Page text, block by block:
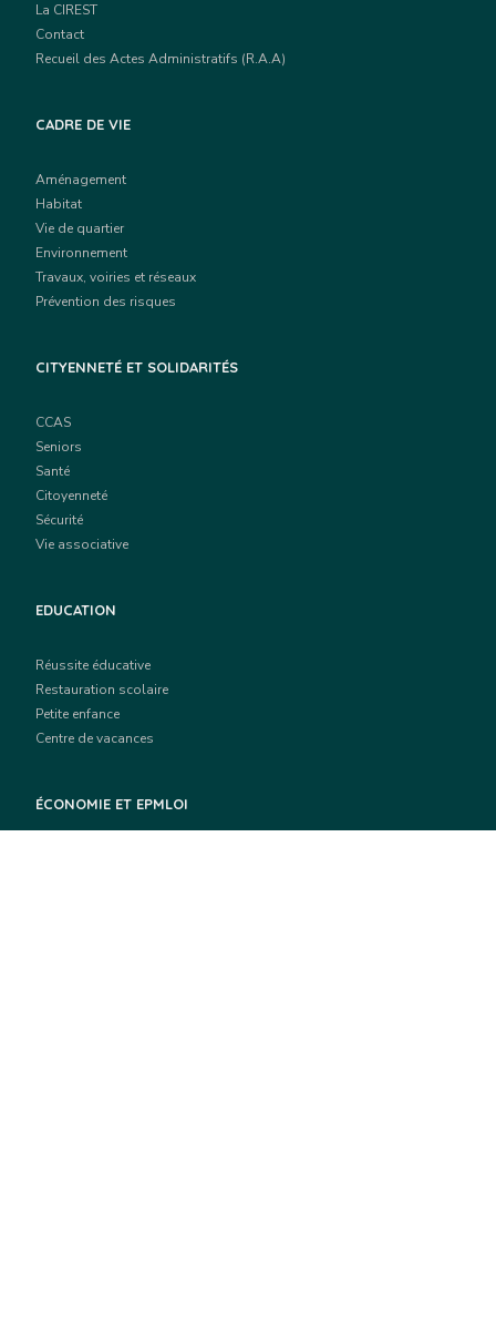
La CIREST
Contact
Recueil des Actes Administratifs (R.A.A)
CADRE DE VIE
Aménagement
Habitat
Vie de quartier
Environnement
Travaux, voiries et réseaux
Prévention des risques
CITYENNETÉ ET SOLIDARITÉS
CCAS
Seniors
Santé
Citoyenneté
Sécurité
Vie associative
EDUCATION
Réussite éducative
Restauration scolaire
Petite enfance
Centre de vacances
ÉCONOMIE ET EPMLOI